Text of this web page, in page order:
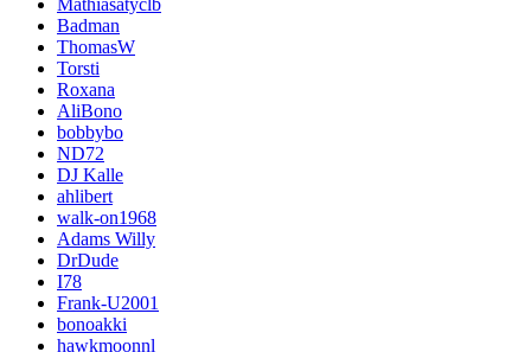
Badman
ThomasW
Torsti
Roxana
AliBono
bobbybo
ND72
DJ Kalle
ahlibert
walk-on1968
Adams Willy
DrDude
I78
Frank-U2001
bonoakki
hawkmoonnl